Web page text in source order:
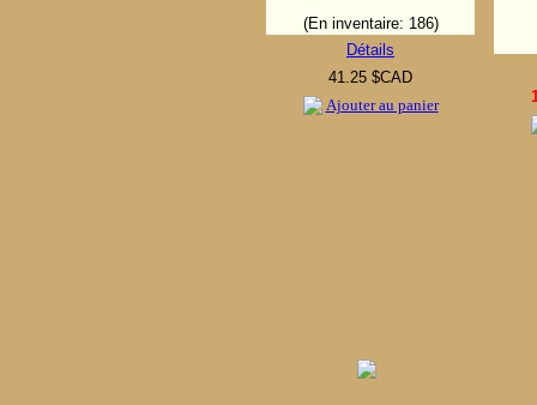
(En inventaire: 186)
Détails
41.25 $CAD
Ajouter au panier